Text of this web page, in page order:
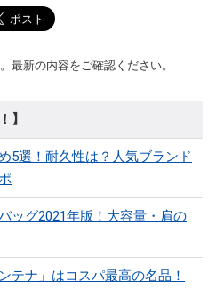
最新の内容をご確認ください。
】
5選！耐久性は？人気ブランド
ッグ2021年版！大容量・肩の
テナ」はコスパ最高の名品！